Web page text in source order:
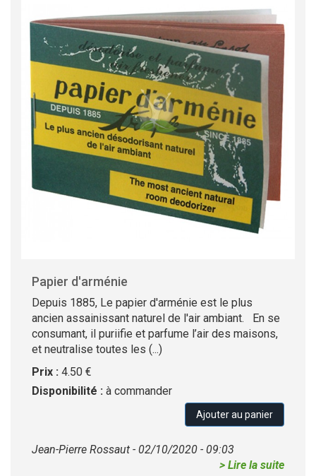
Papier d'arménie
Depuis 1885, Le papier d'arménie est le plus
ancien assainissant naturel de l'air ambiant. En se
consumant, il puriifie et parfume l’air des maisons,
et neutralise toutes les (...)
Prix : 4.50 €
Disponibilité : à commander
Ajouter au panier
Jean-Pierre Rossaut - 02/10/2020 - 09:03
> Lire la suite